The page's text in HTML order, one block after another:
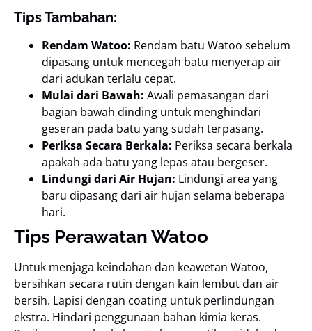
Tips Tambahan:
Rendam Watoo: Rendam batu Watoo sebelum
dipasang untuk mencegah batu menyerap air
dari adukan terlalu cepat.
Mulai dari Bawah: Awali pemasangan dari
bagian bawah dinding untuk menghindari
geseran pada batu yang sudah terpasang.
Periksa Secara Berkala: Periksa secara berkala
apakah ada batu yang lepas atau bergeser.
Lindungi dari Air Hujan: Lindungi area yang
baru dipasang dari air hujan selama beberapa
hari.
Tips Perawatan Watoo
Untuk menjaga keindahan dan keawetan Watoo,
bersihkan secara rutin dengan kain lembut dan air
bersih. Lapisi dengan coating untuk perlindungan
ekstra. Hindari penggunaan bahan kimia keras.